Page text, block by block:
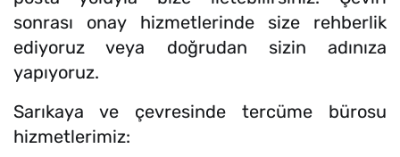
sonrası onay hizmetlerinde size rehberlik
ediyoruz veya doğrudan sizin adınıza
yapıyoruz.
Sarıkaya ve çevresinde tercüme bürosu
hizmetlerimiz: